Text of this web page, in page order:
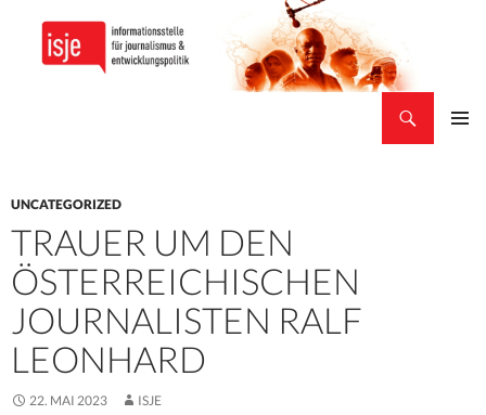
UNCATEGORIZED
TRAUER UM DEN
ÖSTERREICHISCHEN
JOURNALISTEN RALF
LEONHARD
22. MAI 2023 ISJE